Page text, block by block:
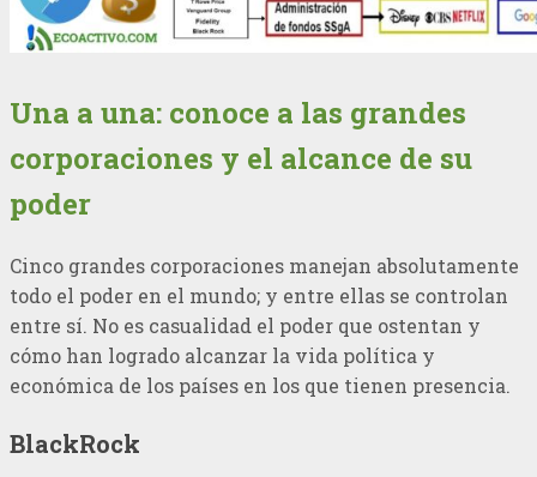
Una a una: conoce a las grandes
corporaciones y el alcance de su
poder
Cinco grandes corporaciones manejan absolutamente
todo el poder en el mundo; y entre ellas se controlan
entre sí. No es casualidad el poder que ostentan y
cómo han logrado alcanzar la vida política y
económica de los países en los que tienen presencia.
BlackRock